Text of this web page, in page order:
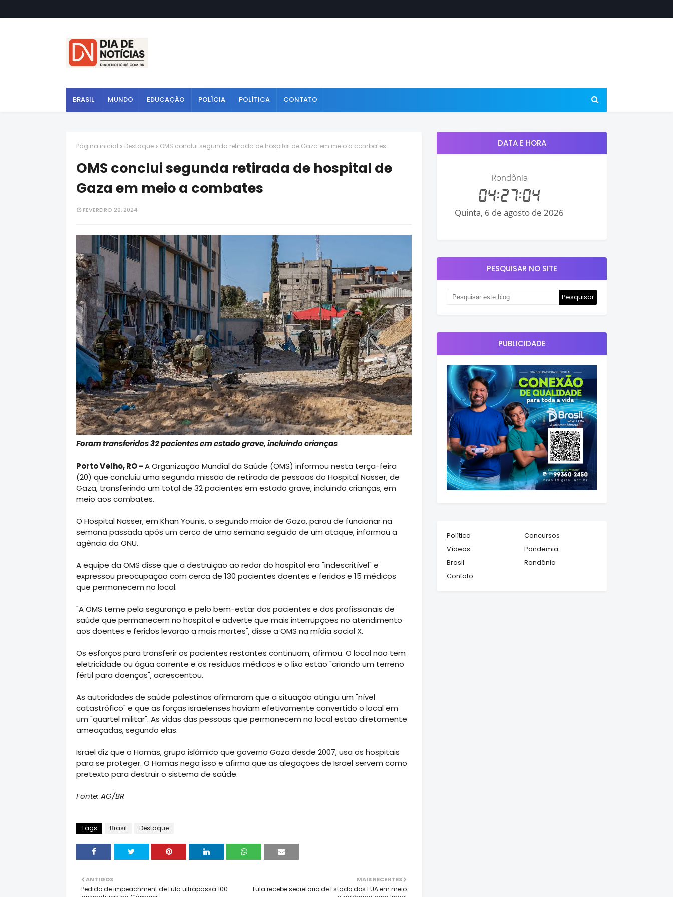
BRASIL MUNDO EDUCAÇÃO POLÍCIA POLÍTICA CONTATO
Página inicial Destaque OMS conclui segunda retirada de hospital de Gaza em meio a combates
OMS conclui segunda retirada de hospital de
Gaza em meio a combates
FEVEREIRO 20, 2024
Foram transferidos 32 pacientes em estado grave, incluindo crianças
Porto Velho, RO -A Organização Mundial da Saúde (OMS) informou nesta terça-feira
(20) que concluiu uma segunda missão de retirada de pessoas do Hospital Nasser, de
Gaza, transferindo um total de 32 pacientes em estado grave, incluindo crianças, em
meio aos combates.
O Hospital Nasser, em Khan Younis, o segundo maior de Gaza, parou de funcionar na
semana passada após um cerco de uma semana seguido de um ataque, informou a
agência da ONU.
A equipe da OMS disse que a destruição ao redor do hospital era "indescritível" e
expressou preocupação com cerca de 130 pacientes doentes e feridos e 15 médicos
que permanecem no local.
"A OMS teme pela segurança e pelo bem-estar dos pacientes e dos profissionais de
saúde que permanecem no hospital e adverte que mais interrupções no atendimento
aos doentes e feridos levarão a mais mortes", disse a OMS na mídia social X.
Os esforços para transferir os pacientes restantes continuam, afirmou. O local não tem
eletricidade ou água corrente e os resíduos médicos e o lixo estão "criando um terreno
fértil para doenças", acrescentou.
As autoridades de saúde palestinas afirmaram que a situação atingiu um "nível
catastrófico" e que as forças israelenses haviam efetivamente convertido o local em
um "quartel militar". As vidas das pessoas que permanecem no local estão diretamente
ameaçadas, segundo elas.
Israel diz que o Hamas, grupo islâmico que governa Gaza desde 2007, usa os hospitais
para se proteger. O Hamas nega isso e afirma que as alegações de Israel servem como
pretexto para destruir o sistema de saúde.
Fonte: AG/BR
Tags Brasil Destaque
MAIS RECENTES
Lula recebe secretário de Estado dos EUA em meio
ANTIGOS
Pedido de impeachment de Lula ultrapassa 100
DATA E HORA
PESQUISAR NO SITE
PUBLICIDADE
Política
Concursos
Vídeos
Pandemia
Brasil
Rondônia
Contato